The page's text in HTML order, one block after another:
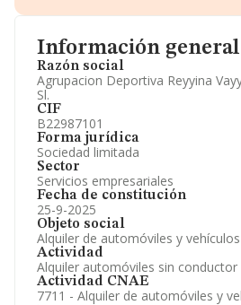
Información general
Razón social
Agrupacion Deportiva Reyyina
Sl.
CIF
B22987101
Forma jurídica
Sociedad limitada
Sector
Servicios empresariales
Fecha de constitución
25-9-2025
Objeto social
Alquiler de automóviles y
Actividad
Alquiler automóviles sin conductor
Actividad CNAE
7711 - Alquiler de automóviles y
Información oficial y registral